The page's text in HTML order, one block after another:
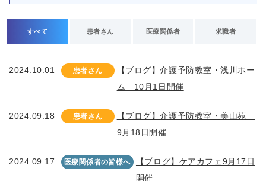
すべて 患者さん 医療関係者 求職者
2024.10.01 患者さん
【ブログ】介護予防教室・浅川ホー
ム 10月1日開催
2024.09.18 患者さん
【ブログ】介護予防教室・美山苑
9月18日開催
2024.09.17 医療関係者の皆様へ
【ブログ】ケアカフェ9月17日
開催